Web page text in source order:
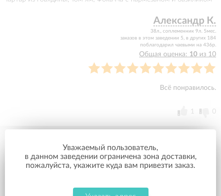
Александр К.
38л., соплеменник 9л. 5мес.
заказов в этом заведении 5, в других 184
поблагодарил чаевыми на 436р.
Общая оценка: 10 из 10
Всё понравилось.
1 0
Оставлен 2г. 11мес.назад
Уважаемый пользователь,
в данном заведении ограничена зона доставки,
пожалуйста, укажите куда вам привезти заказ.